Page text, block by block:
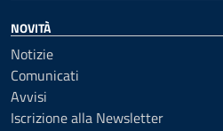
NOVITÀ
Notizie
Comunicati
Avvisi
Iscrizione alla Newsletter